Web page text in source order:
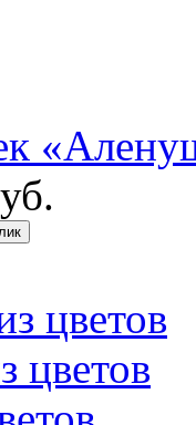
цветов
цветов